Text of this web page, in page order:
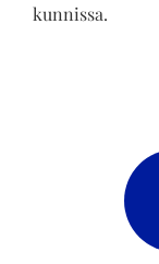
kunnissa.